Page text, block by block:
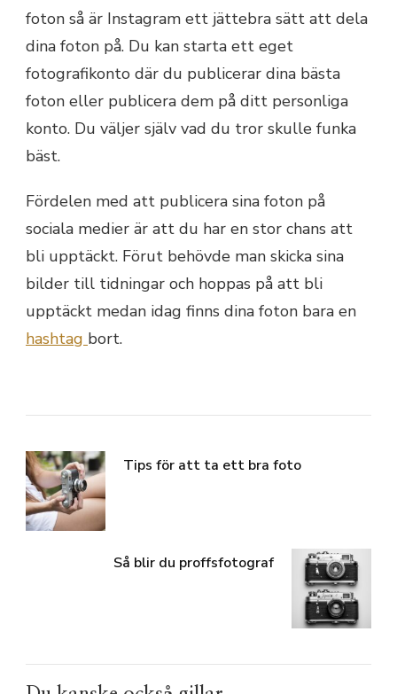
foton så är Instagram ett jättebra sätt att dela
dina foton på. Du kan starta ett eget
fotografikonto där du publicerar dina bästa
foton eller publicera dem på ditt personliga
konto. Du väljer själv vad du tror skulle funka
bäst.
Fördelen med att publicera sina foton på
sociala medier är att du har en stor chans att
bli upptäckt. Förut behövde man skicka sina
bilder till tidningar och hoppas på att bli
upptäckt medan idag finns dina foton bara en
hashtag bort.
Tips för att ta ett bra foto
Så blir du proffsfotograf